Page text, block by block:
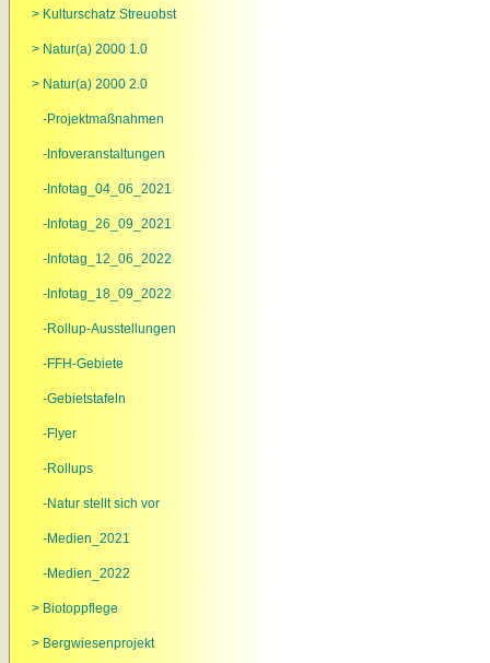
> Kulturschatz Streuobst
> Natur(a) 2000 1.0
> Natur(a) 2000 2.0
-Projektmaßnahmen
-Infoveranstaltungen
-Infotag_04_06_2021
-Infotag_26_09_2021
-Infotag_12_06_2022
-Infotag_18_09_2022
-Rollup-Ausstellungen
-FFH-Gebiete
-Gebietstafeln
-Flyer
-Rollups
-Natur stellt sich vor
-Medien_2021
-Medien_2022
> Biotoppflege
> Bergwiesenprojekt